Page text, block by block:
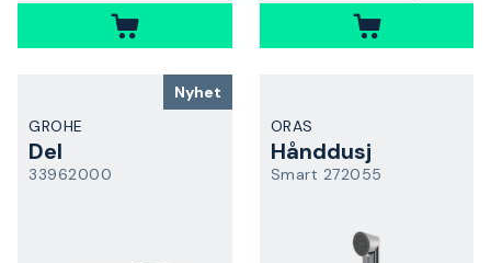
Nyhet
GROHE
Del
33962000
ORAS
Hånddusj
Smart 272055